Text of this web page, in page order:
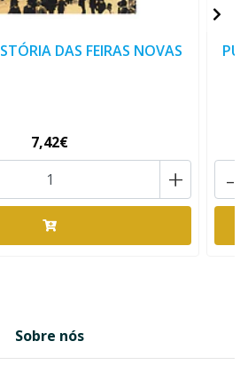
DAS FEIRAS NOVAS
7,42€
+ -
Sobre nós